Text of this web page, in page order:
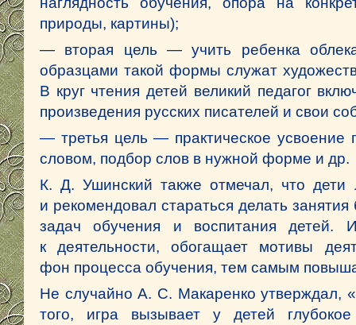
природы, картины);
— вторая цель — учить ребенка
образцами такой формы служат
В круг чтения детей великий педагог
произведения русских писателей и свои
— третья цель — практическое
словом, подбор слов в нужной форме и др.
К. Д. Ушинский также отмечал, что
и рекомендовал стараться делать
задач обучения и воспитания детей.
к деятельности, обогащает мотивы
фон процесса обучения, тем самым
Не случайно А. С. Макаренко утверждал,
того, игра вызывает у детей глубокое